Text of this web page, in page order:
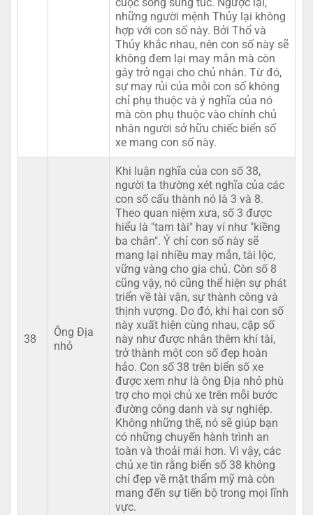
những người mệnh Thủy lại không
hợp với con số này. Bởi Thổ và
Thủy khắc nhau, nên con số này sẽ
không đem lại may mắn mà còn
gây trở ngại cho chủ nhân. Từ đó,
sự may rủi của mỗi con số không
chỉ phụ thuộc và ý nghĩa của nó
mà còn phụ thuộc vào chính chủ
nhân người sở hữu chiếc biển số
xe mang con số này.
38
Ông Địa
nhỏ
Khi luận nghĩa của con số 38,
người ta thường xét nghĩa của các
con số cấu thành nó là 3 và 8.
Theo quan niệm xưa, số 3 được
hiểu là "tam tài" hay ví như "kiềng
ba chân". Ý chỉ con số này sẽ
mang lại nhiều may mắn, tài lộc,
vững vàng cho gia chủ. Còn số 8
cũng vậy, nó cũng thể hiện sự phát
triển về tài vận, sự thành công và
thịnh vượng. Do đó, khi hai con số
này xuất hiện cùng nhau, cặp số
này như được nhân thêm khí tài,
trở thành một con số đẹp hoàn
hảo. Con số 38 trên biển số xe
được xem như là ông Địa nhỏ phù
trợ cho mọi chủ xe trên mỗi bước
đường công danh và sự nghiệp.
Không những thế, nó sẽ giúp bạn
có những chuyến hành trình an
toàn và thoải mái hơn. Vì vậy, các
chủ xe tin rằng biển số 38 không
chỉ đẹp về mặt thẩm mỹ mà còn
mang đến sự tiến bộ trong mọi lĩnh
vực.